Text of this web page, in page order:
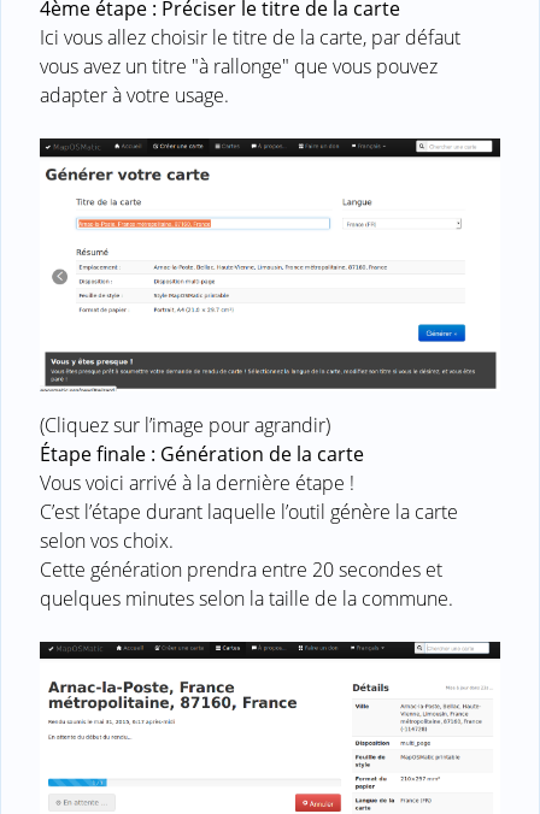
4ème étape : Préciser le titre de la carte
Ici vous allez choisir le titre de la carte, par défaut
vous avez un titre "à rallonge" que vous pouvez
adapter à votre usage.
(Cliquez sur l’image pour agrandir)
Étape finale : Génération de la carte
Vous voici arrivé à la dernière étape !
C’est l’étape durant laquelle l’outil génère la carte
selon vos choix.
Cette génération prendra entre 20 secondes et
quelques minutes selon la taille de la commune.